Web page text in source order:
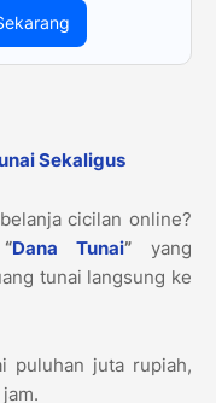
Sekaligus
cicilan online?
“Dana Tunai” yang
tunai langsung ke
puluhan juta rupiah,